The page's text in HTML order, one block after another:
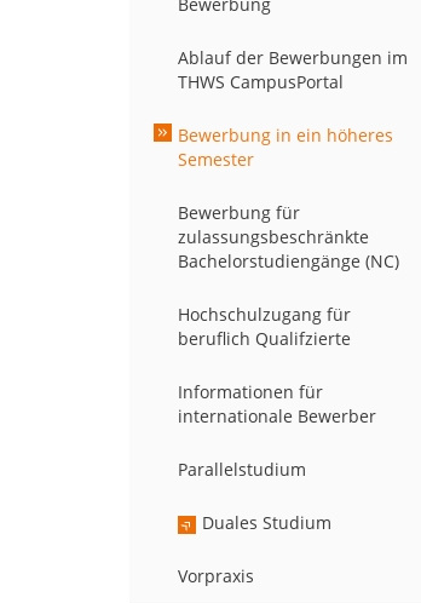
Ablauf der Bewerbungen im
THWS CampusPortal
Bewerbung in ein höheres
Semester
Bewerbung für
zulassungsbeschränkte
Bachelorstudiengänge (NC)
Hochschulzugang für
beruflich Qualifzierte
Informationen für
internationale Bewerber
Parallelstudium
Duales Studium
Vorpraxis